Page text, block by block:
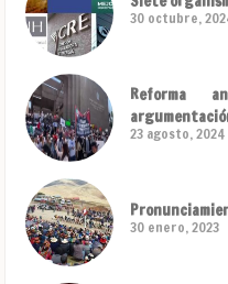
30 octubre,
Reforma
23 agosto, 2024
30 enero, 2023